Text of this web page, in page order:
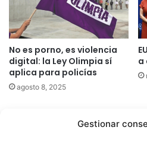
Gestionar
No es porno, es violencia
digital: la Ley Olimpia sí
aplica para policías
agosto 8, 2025
a